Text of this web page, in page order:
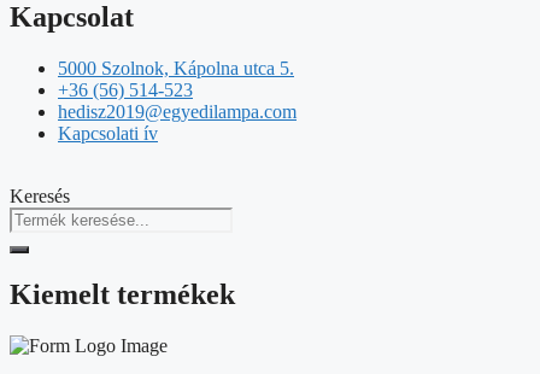
Kapcsolat
5000 Szolnok, Kápolna utca 5.
+36 (56) 514-523
hedisz2019@egyedilampa.com
Kapcsolati ív
Keresés
Kiemelt termékek